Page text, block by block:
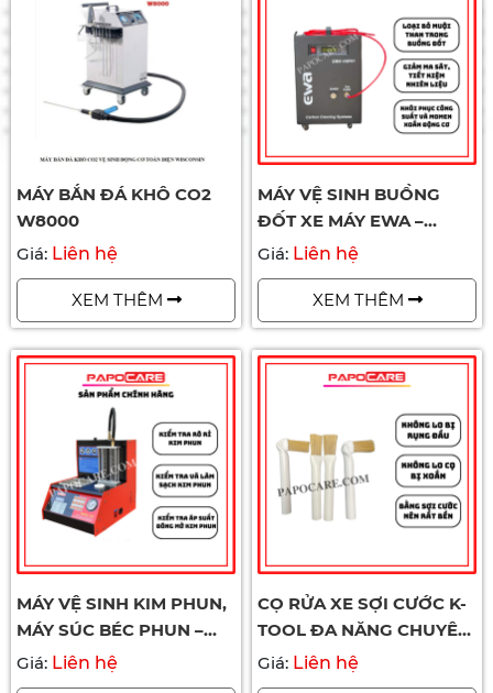
MÁY BẮN ĐÁ KHÔ CO2
W8000
Giá: Liên hệ
XEM THÊM
MÁY VỆ SINH BUỒNG
ĐỐT XE MÁY EWA –
HSP01 - PAPOCARE
Giá: Liên hệ
XEM THÊM
MÁY VỆ SINH KIM PHUN,
MÁY SÚC BÉC PHUN –
PAPOCARE
Giá: Liên hệ
CỌ RỬA XE SỢI CƯỚC K-
TOOL ĐA NĂNG CHUYÊN
DÙNG ĐỂ VỆ SINH XE
MÁY Ô TÔ - PAPOCARE
Giá: Liên hệ